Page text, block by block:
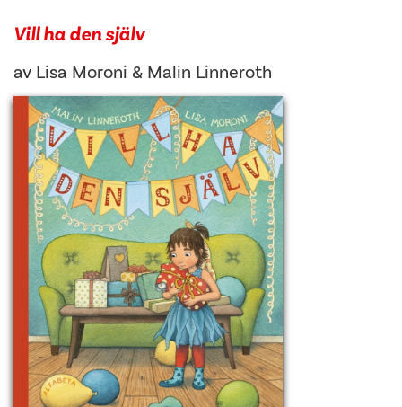
Vill ha den själv
av Lisa Moroni & Malin Linneroth